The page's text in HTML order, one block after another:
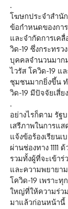
.
โฆษกประจำสำนั
ข้อกำหนดของกา
และจำกัดการเค
วิด-19 ซึ่งกระทร
บุคคลจำนวนมาก
ไวรัส โควิด-19 แ
ชุมชนมากยิ่งขึ้น
วิด-19 มีปัจจัยเสี่
.
อย่างไรก็ตาม รัฐ
เสรีภาพในการแส
แจ้งข้อร้องเรียน
ผ่านช่องทาง
รวมทั้งผู้ที่จะเข้า
และความพยายา
โควิด-19 เพราะ
ใหญ่ที่ให้ความร่ว
มาแล้วก่อนหน้านี้